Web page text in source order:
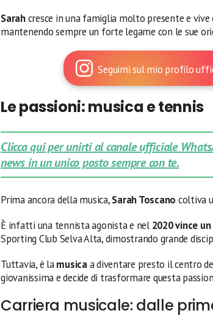
Sarahcresce in una famiglia molto presente e
mantenendo sempre un forte legame con le sue
Seguimi sul mio profilo
Le passioni: musica e tennis
Clicca qui per unirti al canale ufficiale
news in un unico posto sempre con te.
Prima ancora della musica,Sarah Toscano coltiva
È infatti una tennista agonista e nel 2020 vince
Sporting Club Selva Alta, dimostrando grande
Tuttavia, è lamusicaa diventare presto il centro
giovanissima e decide di trasformare questa
Carriera musicale: dalle